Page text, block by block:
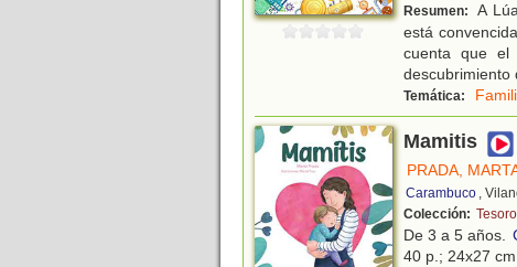
Resumen:
A
está
cuenta que el
descubrimiento
Temática:
Mamitis
PRADA,
Carambuco ,
Colección:
De 3 a 5 años.
40 p.; 24x27